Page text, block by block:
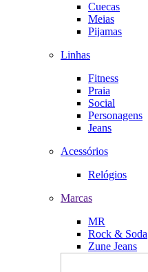
Cuecas
Meias
Pijamas
Linhas
Fitness
Praia
Social
Personagens
Jeans
Acessórios
Relógios
Marcas
MR
Rock & Soda
Zune Jeans